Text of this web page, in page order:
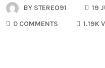
BY STEREO91
19
0 COMMENTS
1.19K